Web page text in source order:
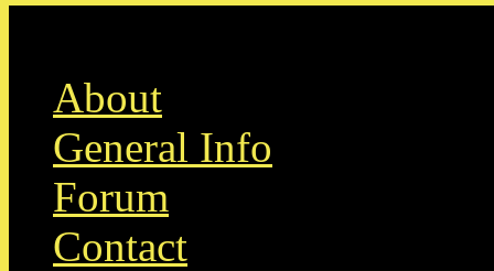
About
General Info
Forum
Contact